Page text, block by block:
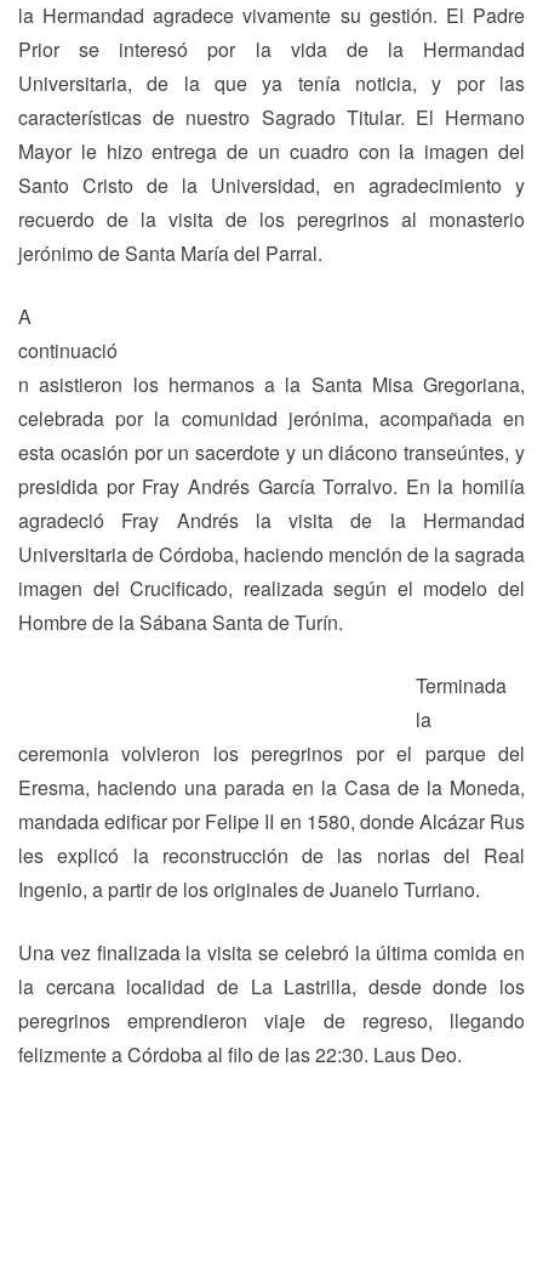
la Hermandad agradece vivamente su gestión. El Padre
Prior se interesó por la vida de la Hermandad
Universitaria, de la que ya tenía noticia, y por las
características de nuestro Sagrado Titular. El Hermano
Mayor le hizo entrega de un cuadro con la imagen del
Santo Cristo de la Universidad, en agradecimiento y
recuerdo de la visita de los peregrinos al monasterio
jerónimo de Santa María del Parral.
A
continuació
n asistieron los hermanos a la Santa Misa Gregoriana,
celebrada por la comunidad jerónima, acompañada en
esta ocasión por un sacerdote y un diácono transeúntes, y
presidida por Fray Andrés García Torralvo. En la homilía
agradeció Fray Andrés la visita de la Hermandad
Universitaria de Córdoba, haciendo mención de la sagrada
imagen del Crucificado, realizada según el modelo del
Hombre de la Sábana Santa de Turín.
Terminada
la
ceremonia volvieron los peregrinos por el parque del
Eresma, haciendo una parada en la Casa de la Moneda,
mandada edificar por Felipe II en 1580, donde Alcázar Rus
les explicó la reconstrucción de las norias del Real
Ingenio, a partir de los originales de Juanelo Turriano.
Una vez finalizada la visita se celebró la última comida en
la cercana localidad de La Lastrilla, desde donde los
peregrinos emprendieron viaje de regreso, llegando
felizmente a Córdoba al filo de las 22:30. Laus Deo.